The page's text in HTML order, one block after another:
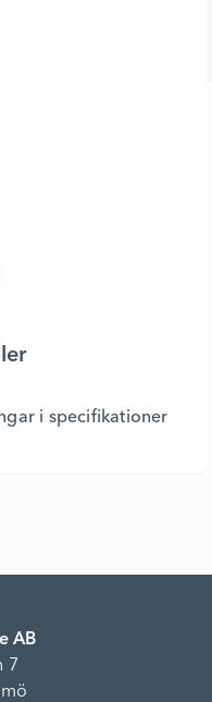
i specifikationer
AB
7